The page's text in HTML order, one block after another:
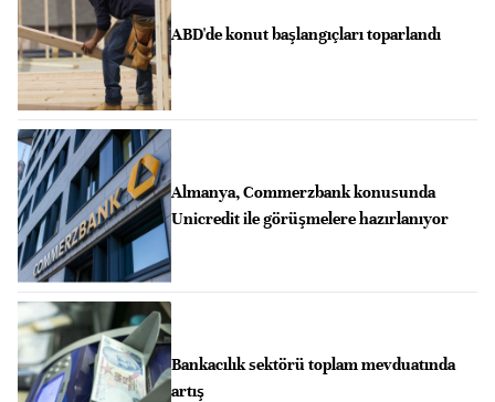
ABD'de konut başlangıçları toparlandı
Almanya, Commerzbank konusunda
Unicredit ile görüşmelere hazırlanıyor
Bankacılık sektörü toplam mevduatında
artış